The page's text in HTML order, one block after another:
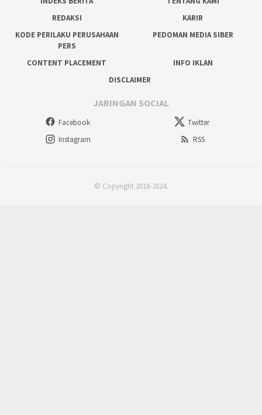
REDAKSI
KARIR
KODE PERILAKU PERUSAHAAN
PERS
PEDOMAN MEDIA SIBER
CONTENT PLACEMENT
INFO IKLAN
DISCLAIMER
JARINGAN SOCIAL
Facebook
Twitter
Instagram
RSS
© Copyright 2018-2024.